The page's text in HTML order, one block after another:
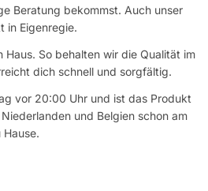
Beratung bekommst. Auch unser
in Eigenregie.
Haus. So behalten wir die Qualität im
dich schnell und sorgfältig.
vor 20:00 Uhr und ist das Produkt
und Belgien schon am